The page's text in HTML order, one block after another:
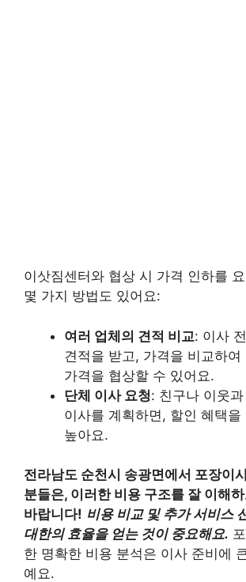
이삿짐센터와 협상 시 가격 인하를
몇 가지 방법도 있어요:
여러 업체의 견적 비교: 이사
견적을 받고, 가격을 비교하여
가격을 협상할 수 있어요.
단체 이사 요청: 친구나 이웃
이사를 계획하면, 할인 혜택을
높아요.
전라남도 순천시 송광면에서 포장이
분들은, 이러한 비용 구조를 잘 이해
바랍니다! 비용 비교 및 추가 서비스
대한의 효율을 얻는 것이 중요해요.
한 명확한 비용 분석은 이사 준비에
예요.